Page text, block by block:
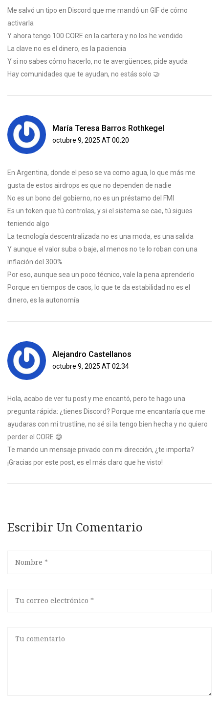
Me salvó un tipo en Discord que me mandó un GIF de cómo
activarla
Y ahora tengo 100 CORE en la cartera y no los he vendido
La clave no es el dinero, es la paciencia
Y si no sabes cómo hacerlo, no te avergüences, pide ayuda
Hay comunidades que te ayudan, no estás solo 🤝
María Teresa Barros Rothkegel
octubre 9, 2025 AT 00:20
En Argentina, donde el peso se va como agua, lo que más me
gusta de estos airdrops es que no dependen de nadie
No es un bono del gobierno, no es un préstamo del FMI
Es un token que tú controlas, y si el sistema se cae, tú sigues
teniendo algo
La tecnología descentralizada no es una moda, es una salida
Y aunque el valor suba o baje, al menos no te lo roban con una
inflación del 300%
Por eso, aunque sea un poco técnico, vale la pena aprenderlo
Porque en tiempos de caos, lo que te da estabilidad no es el
dinero, es la autonomía
Alejandro Castellanos
octubre 9, 2025 AT 02:34
Hola, acabo de ver tu post y me encantó, pero te hago una
pregunta rápida: ¿tienes Discord? Porque me encantaría que me
ayudaras con mi trustline, no sé si la tengo bien hecha y no quiero
perder el CORE 😅
Te mando un mensaje privado con mi dirección, ¿te importa?
¡Gracias por este post, es el más claro que he visto!
Escribir Un Comentario